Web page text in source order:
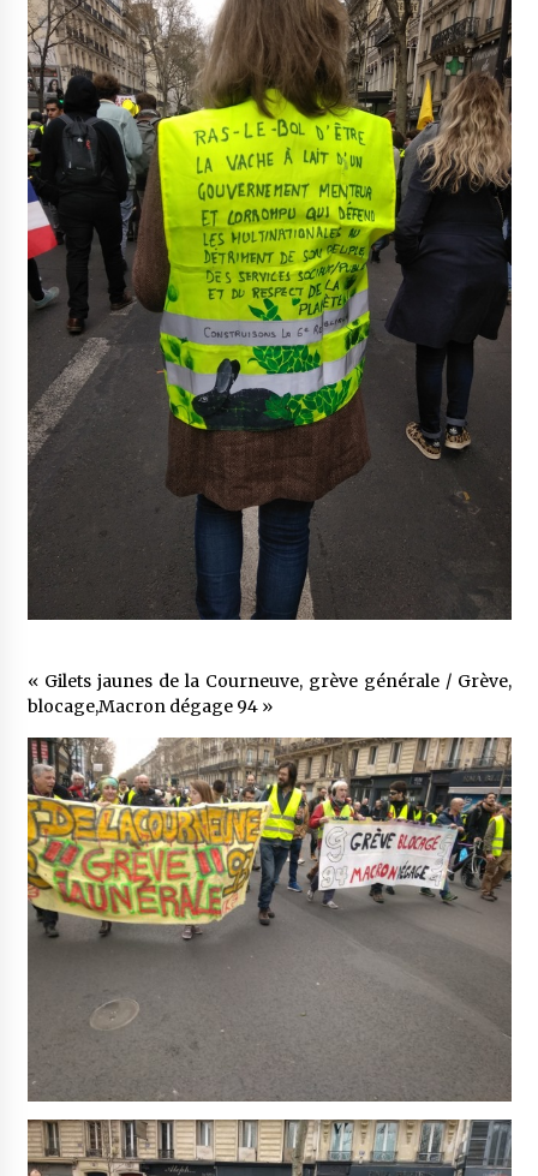
« Gilets jaunes de la Courneuve, grève générale / Grève,
blocage,Macron dégage 94 »